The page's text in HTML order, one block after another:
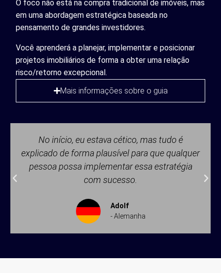
O foco não está na compra tradicional de imóveis, mas
em uma abordagem estratégica baseada no
pensamento de grandes investidores.
Você aprenderá a planejar, implementar e posicionar
projetos imobiliários de forma a obter uma relação
risco/retorno excepcional.
Mais informações sobre o guia
No início, eu estava cético, mas tudo é
explicado de forma plausível para que qualquer
pessoa possa implementar essa estratégia
com sucesso.
Adolf
- Alemanha